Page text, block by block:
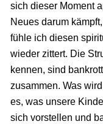
sich dieser Moment
Neues darum
fühle ich diesen
wieder zittert. Die
kennen, sind
zusammen. Was
es, was unsere
sich vorstellen und